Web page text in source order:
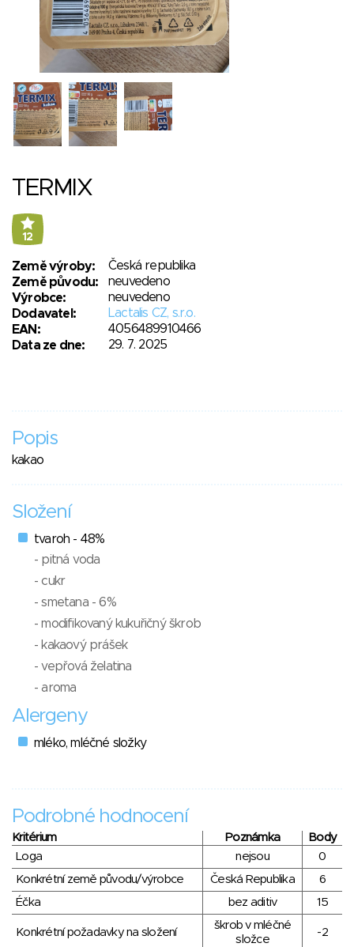
TERMIX
12
Země výroby:
Česká republika
Země původu:
neuvedeno
Výrobce:
neuvedeno
Dodavatel:
Lactalis CZ, s.r.o.
EAN:
4056489910466
Data ze dne:
29. 7. 2025
Popis
kakao
Složení
tvaroh - 48%
- pitná voda
- cukr
- smetana - 6%
- modifikovaný kukuřičný škrob
- kakaový prášek
- vepřová želatina
- aroma
Alergeny
mléko, mléčné složky
Podrobné hodnocení
Kritérium Poznámka
Body
Loga
nejsou
0
Konkrétní země původu/výrobce
Česká Republika
6
Éčka
bez aditiv 15
Konkrétní požadavky na složení
škrob v mléčné
složce
-2